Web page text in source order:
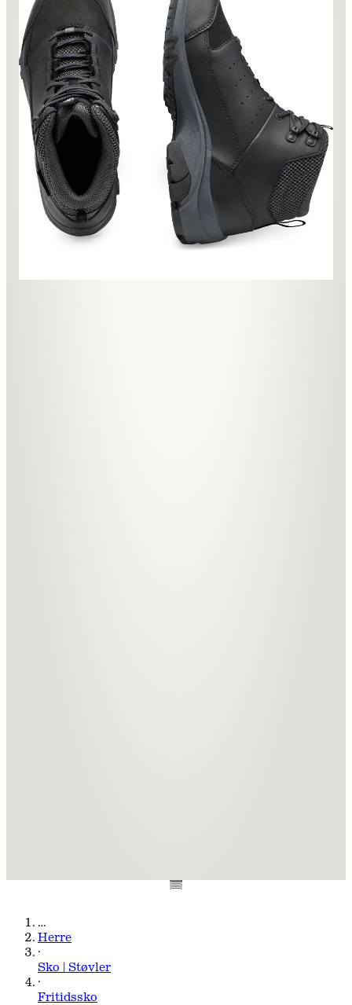
…
Herre
·
Sko | Støvler
·
Fritidssko